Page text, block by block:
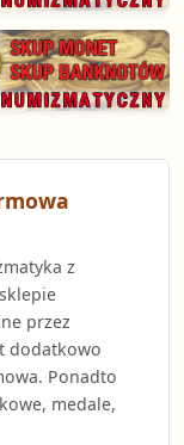
z
przez
dodatkowo
Ponadto
medale,